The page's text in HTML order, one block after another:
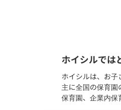
ホイシルでは
ホイシルは、お子
主に全国の保育
保育園、企業内保